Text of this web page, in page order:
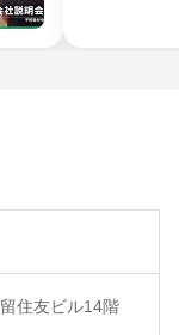
住友ビル14階